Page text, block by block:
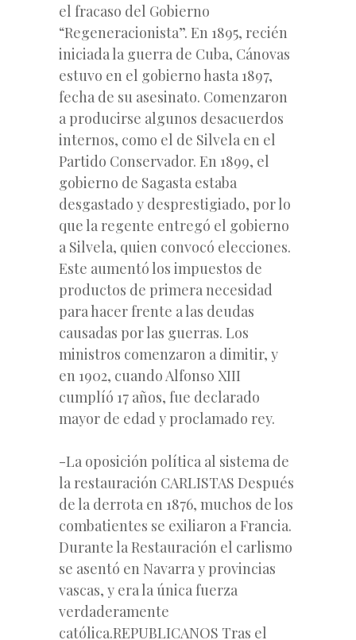
el fracaso del Gobierno
“Regeneracionista”. En 1895, recién
iniciada la guerra de Cuba, Cánovas
estuvo en el gobierno hasta 1897,
fecha de su asesinato. Comenzaron
a producirse algunos desacuerdos
internos, como el de Silvela en el
Partido Conservador. En 1899, el
gobierno de Sagasta estaba
desgastado y desprestigiado, por lo
que la regente entregó el gobierno
a Silvela, quien convocó elecciones.
Este aumentó los impuestos de
productos de primera necesidad
para hacer frente a las deudas
causadas por las guerras. Los
ministros comenzaron a dimitir, y
en 1902, cuando Alfonso XIII
cumplíó 17 años, fue declarado
mayor de edad y proclamado rey.
-La oposición política al sistema de
la restauración CARLISTAS Después
de la derrota en 1876, muchos de los
combatientes se exiliaron a Francia.
Durante la Restauración el carlismo
se asentó en Navarra y provincias
vascas, y era la única fuerza
verdaderamente
católica.REPUBLICANOS Tras el